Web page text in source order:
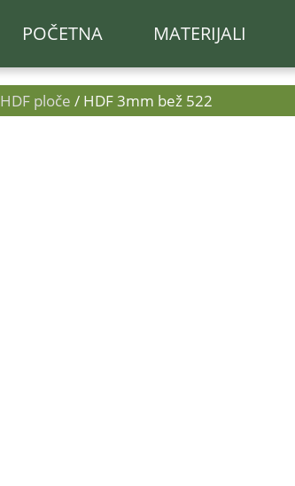
POČETNA MATERIJALI
HDF ploče / HDF 3mm bež 522